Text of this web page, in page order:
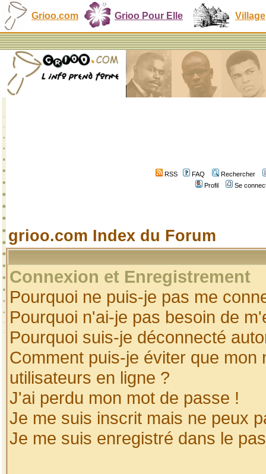
Grioo.com Grioo Pour Elle Village
RSS FAQ
Rechercher
Profil
Se
grioo.com Index du Forum
Connexion et Enregistrement
Pourquoi ne puis-je pas me
Pourquoi n'ai-je pas besoin de
Pourquoi suis-je déconnecté
Comment puis-je éviter que
utilisateurs en ligne ?
J'ai perdu mon mot de passe !
Je me suis inscrit mais ne peux
Je me suis enregistré dans le